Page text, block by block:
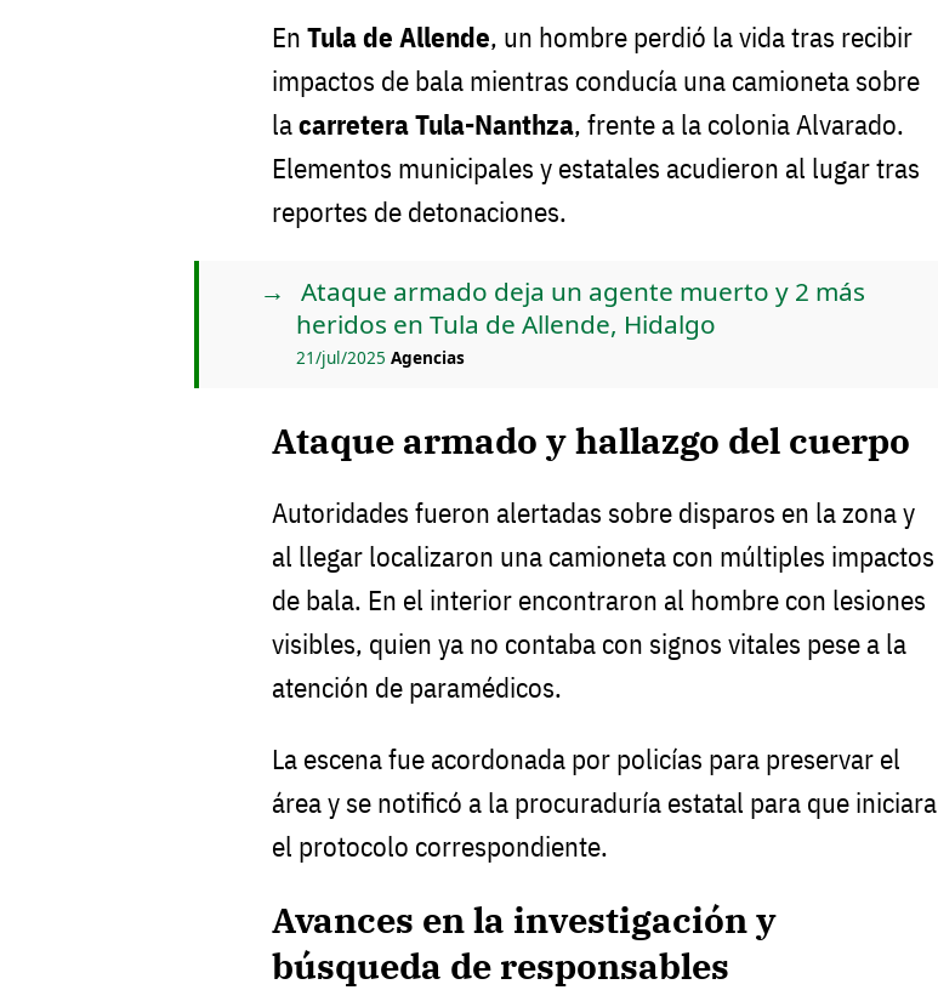
En Tula de Allende, un hombre perdió la vida tras recibir
impactos de bala mientras conducía una camioneta sobre
lacarretera Tula-Nanthza, frente a la colonia Alvarado.
Elementos municipales y estatales acudieron al lugar tras
reportes de detonaciones.
Ataque armado deja un agente muerto y 2 más
heridos en Tula de Allende, Hidalgo
21/jul/2025 Agencias
Ataque armado y hallazgo del cuerpo
Autoridades fueron alertadas sobre disparos en la zona y
al llegar localizaron una camioneta con múltiples impactos
de bala. En el interior encontraron al hombre con lesiones
visibles, quien ya no contaba con signos vitales pese a la
atención de paramédicos.
La escena fue acordonada por policías para preservar el
área y se notificó a la procuraduría estatal para que iniciara
el protocolo correspondiente.
Avances en la investigación y
búsqueda de responsables